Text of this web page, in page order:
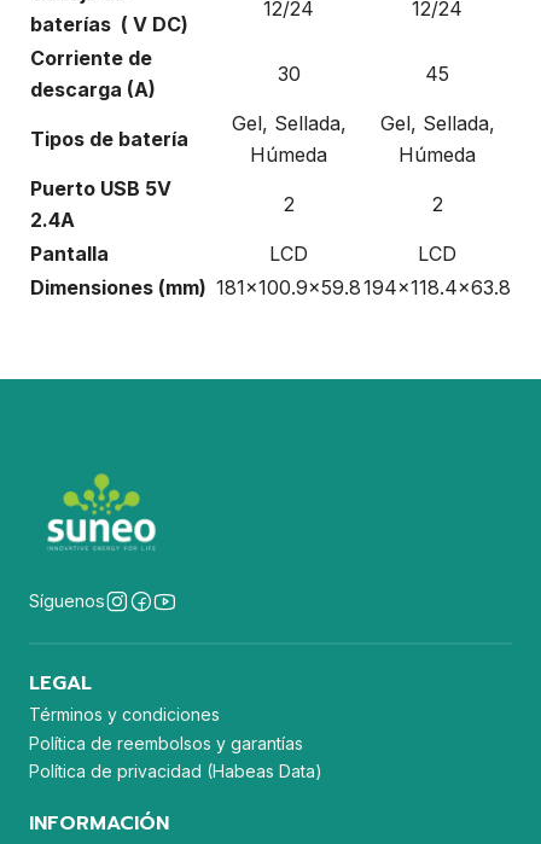
baterías ( V DC)
12/24 12/24
Corriente de
descarga (A)
30 45
Tipos de batería
Gel, Sellada,
Húmeda
Gel, Sellada,
Húmeda
Puerto USB 5V
2.4A
2 2
Pantalla LCD
LCD
Dimensiones (mm) 181x100.9x59.8194x118.4x63.8
Síguenos
LEGAL
Términos y condiciones
Política de reembolsos y garantías
Política de privacidad (Habeas Data)
INFORMACIÓN